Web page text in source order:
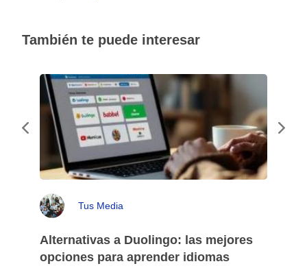
También te puede interesar
Tus Media
Alternativas a Duolingo: las mejores
opciones para aprender idiomas